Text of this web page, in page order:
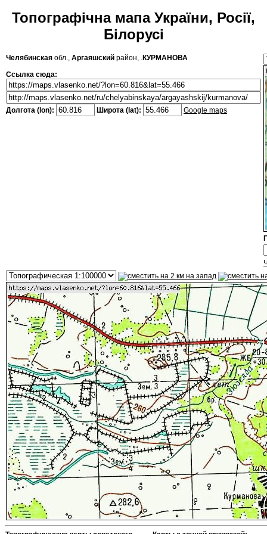
Топографічна мапа України, Росії,
Білорусі
Челябинская обл., Аргаяшский район, .КУРМАНОВА
Ссылка сюда:
Долгота (lon): Широта (lat): Google maps